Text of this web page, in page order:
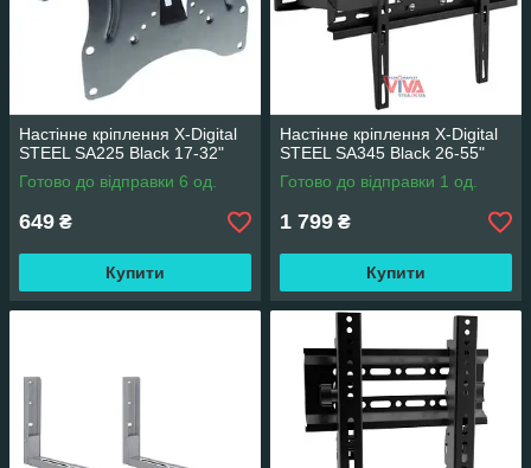
Настінне кріплення X-Digital
STEEL SA225 Black 17-32"
Готово до відправки 6 од.
649 ₴
Купити
Настінне кріплення X-Digital
STEEL SA345 Black 26-55"
Готово до відправки 1 од.
1 799 ₴
Купити